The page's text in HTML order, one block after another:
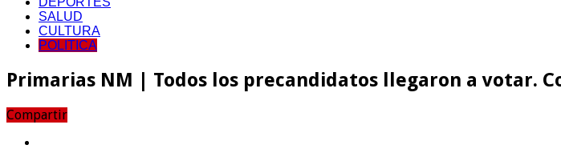
SALUD
CULTURA
POLITICA
Primarias NM | Todos los precandidatos llegaron a votar.
Compartir